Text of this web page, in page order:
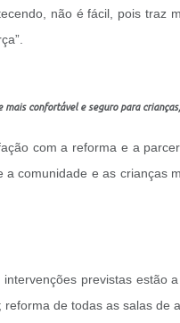
não é fácil, pois traz
confortável e seguro para
com a reforma e a
comunidade e as
previstas
de todas as salas